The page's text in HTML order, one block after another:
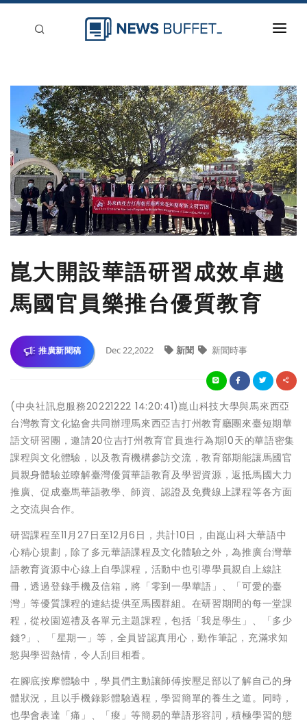
新聞稿分類
登入
刊登
崑大開設華語研習成效卓越
馬國官員樂推台優質教育
推廣新聞稿 Dec 22,2022 新聞 新聞時事
(中央社訊息服務20221222 14:20:41)崑山科技大學與馬來西亞
台灣教育文化協會共同辦理馬來西亞吉打州教育廳團來臺短期華
語文研習團，邀請20位吉打州教育官員進行為期10天的華語密集
課程與文化體驗，以及教育機構參訪交流，教育部期能讓馬國官
員親身體驗並瞭解臺灣優質華語教育及學習資源，返抵馬國大力
推廣、促成臺馬華語教學、師資、認證及免費線上課程等各方面
之交流與合作。
研習課程至11月27日至12月6日，共計10日，由崑山科大華語中
心精心規劃，除了多元華語課程及文化體驗之外，為推廣台灣華
語教育資源中心線上自學課程，活動中也引導學員親自上線註
冊，透過登錄手機及信箱，將「零到一學華語」、「可愛的臺
灣」等優質課程的連結提供至馬國群組。在研習期間的每一堂課
程，從校園巡禮及各單元主題課程，包括「我是學生」、「多少
錢?」、「星期一」等，全員皆認真用心，勤作筆記，充滿求知
慾與學習熱情，令人刮目相看。
在腳底按摩體驗中，學員們主動讓師傅按壓足部以了解自己的身
體狀況，且以手機錄影體驗過程，學習簡單的養生之道。同時，
也學會表達「痛」、「痠」等簡易的華語形容詞，積極學習的態